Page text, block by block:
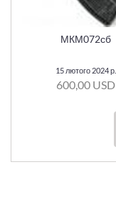
МКМ072сб
15 лютого 2024 р.
600,00 USD